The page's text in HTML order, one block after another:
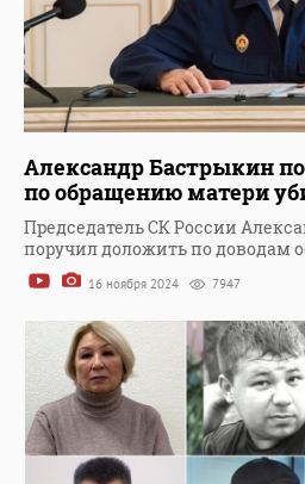
Александр Бастрыкин
по обращению матери
Председатель СК России
поручил доложить по доводам
16 ноября 2024 7947